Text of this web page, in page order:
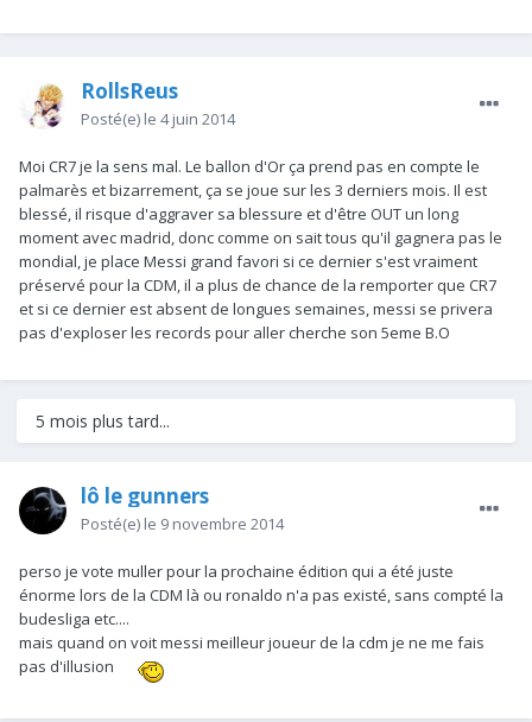
RollsReus
Posté(e) le 4 juin 2014
Moi CR7 je la sens mal. Le ballon d'Or ça prend pas en compte le
palmarès et bizarrement, ça se joue sur les 3 derniers mois. Il est
blessé, il risque d'aggraver sa blessure et d'être OUT un long
moment avec madrid, donc comme on sait tous qu'il gagnera pas le
mondial, je place Messi grand favori si ce dernier s'est vraiment
préservé pour la CDM, il a plus de chance de la remporter que CR7
et si ce dernier est absent de longues semaines, messi se privera
pas d'exploser les records pour aller cherche son 5eme B.O
5 mois plus tard...
lô le gunners
Posté(e) le 9 novembre 2014
perso je vote muller pour la prochaine édition qui a été juste
énorme lors de la CDM là ou ronaldo n'a pas existé, sans compté la
budesliga etc....
mais quand on voit messi meilleur joueur de la cdm je ne me fais
pas d'illusion